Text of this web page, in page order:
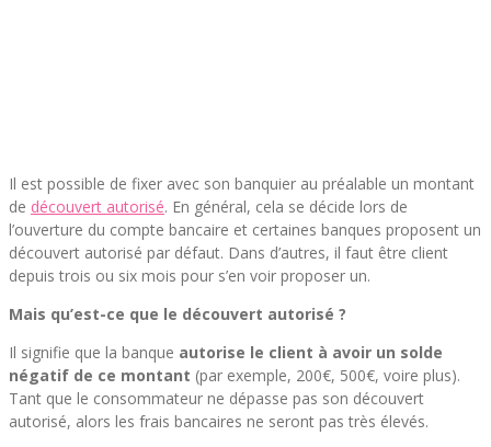
Il est possible de fixer avec son banquier au préalable un montant
de découvert autorisé. En général, cela se décide lors de
l’ouverture du compte bancaire et certaines banques proposent un
découvert autorisé par défaut. Dans d’autres, il faut être client
depuis trois ou six mois pour s’en voir proposer un.
Mais qu’est-ce que le découvert autorisé ?
Il signifie que la banque autorise le client à avoir un solde
négatif de ce montant (par exemple, 200€, 500€, voire plus).
Tant que le consommateur ne dépasse pas son découvert
autorisé, alors les frais bancaires ne seront pas très élevés.